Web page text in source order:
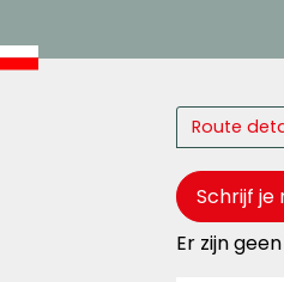
Route
Schrijf je
Er zijn